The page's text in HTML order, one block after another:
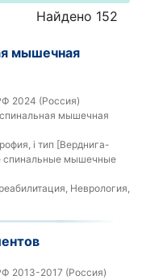
Найдено 152
мышечная
2024 (Россия)
мышечная
i тип [Верднига-
спинальные мышечные
Неврология,
2013-2017 (Россия)